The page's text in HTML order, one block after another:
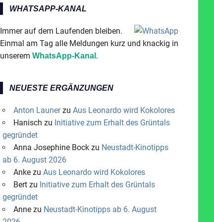
WHATSAPP-KANAL
Immer auf dem Laufenden bleiben.
Einmal am Tag alle Meldungen kurz und knackig in
unserem WhatsApp-Kanal .
NEUESTE ERGÄNZUNGEN
Anton Launerzu Aus Leonardo wird Kokolores
Hanisch zu Initiative zum Erhalt des Grüntals
gegründet
Anna Josephine Bockzu Neustadt-Kinotipps
ab 6. August 2026
Ankezu Aus Leonardo wird Kokolores
Bertzu Initiative zum Erhalt des Grüntals
gegründet
Annezu Neustadt-Kinotipps ab 6. August